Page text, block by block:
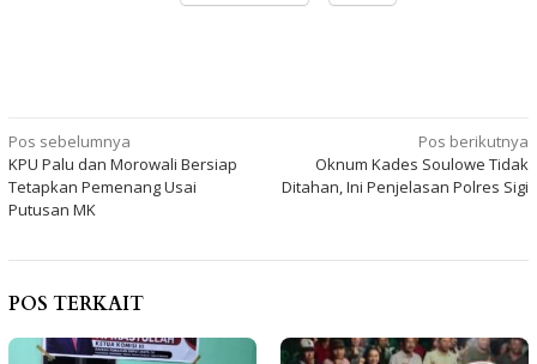
Navigasi
pos
Pos sebelumnya
KPU Palu dan Morowali Bersiap
Tetapkan Pemenang Usai
Putusan MK
Pos berikutnya
Oknum Kades Soulowe Tidak
Ditahan, Ini Penjelasan Polres Sigi
POS TERKAIT